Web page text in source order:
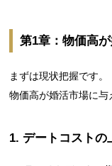
第1章：物価高
まずは現状把握です。
物価高が婚活市場に与
1. デートコストの